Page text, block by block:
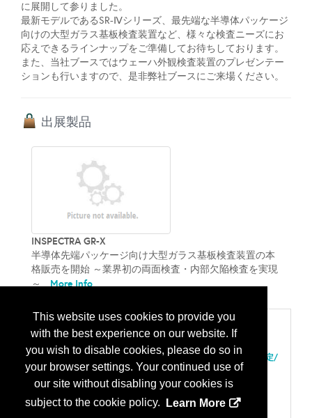
This website uses cookies to provide you
with the best experience on our website. If
you wish to disable cookies, please do so in
your browser settings. Your continued use of
our site without disabling your cookies is
subject to the cookie policy.
Learn More
に展開して参りました。
最新モデルであるSR-Ⅳシリーズ、最先端な半導体パッケージ
向けの大型ガラス基板検査装置など、様々な検査ニーズにお
応えできるラインナップをご準備してお待ちしております。
また、当社ブースではウェーハ外観検査装置のプレゼンテー
ションも行いますので、是非弊社ブースにご来場ください。
出展製品
INSPECTRA GR-X
半導体先端パッケージ向け大型ガラス基板検査装置の本
格販売を開始 ～業界初の両面検査・内部欠陥検査を実現
～... More Info
Categories
203 装置、検査及び測定
ウェーハ：基板測定/トポロジ/ナノトポグラフィ/平坦度測定/
結晶方位
ダイ検査/ダイの切り出し
欠陥/パーテクル/バンプ/汚染検出、評価、検査
表面測定